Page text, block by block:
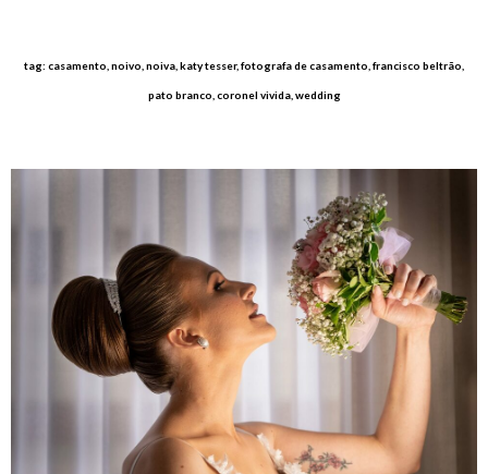
tag: casamento, noivo, noiva, katy tesser, fotografa de casamento, francisco beltrão,
pato branco, coronel vivida, wedding